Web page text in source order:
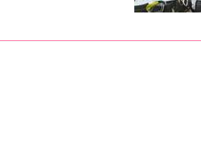
格セミナーを行っ